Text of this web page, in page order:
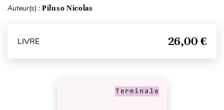
Auteur(s) : Piluso Nicolas
LIVRE 26,00 €